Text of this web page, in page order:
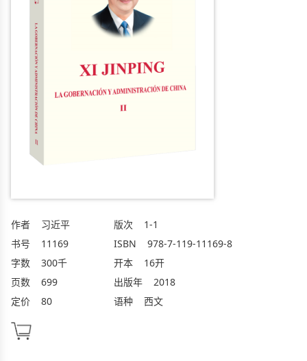
作者
习近平
书号
11169
字数
300千
页数
699
定价
80
版次
1-1
ISBN
978-7-119-11169-8
开本
16开
出版年
2018
语种
西文